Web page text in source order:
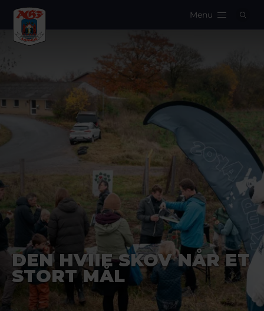
Menu
DEN HVIIE SKOV NÅR ET
STORT MÅL